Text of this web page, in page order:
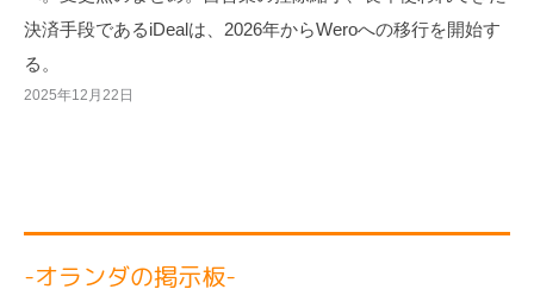
決済手段であるiDealは、2026年からWeroへの移行を開始す
る。
2025年12月22日
-オランダの掲示板-